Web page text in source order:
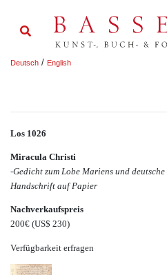
Deutsch / English
Los 1026
Miracula Christi
-Gedicht zum Lobe Mariens und
Handschrift auf Papier
Nachverkaufspreis
200€ (US$ 230)
Verfügbarkeit erfragen